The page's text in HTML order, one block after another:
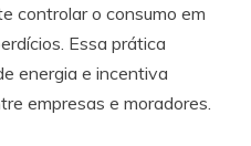
controlar o consumo em
Essa prática
energia e incentiva
empresas e moradores.